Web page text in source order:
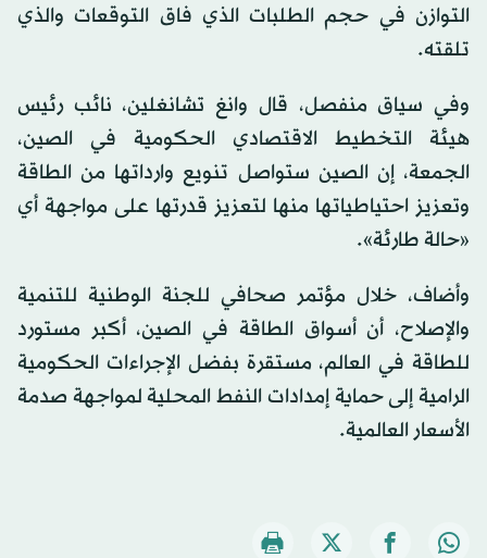
التوازن في حجم الطلبات الذي فاق التوقعات والذي
تلقته.
وفي سياق منفصل، قال وانغ تشانغلين، نائب رئيس
هيئة التخطيط الاقتصادي الحكومية في الصين،
الجمعة، إن الصين ستواصل تنويع وارداتها من الطاقة
وتعزيز احتياطياتها منها لتعزيز قدرتها على مواجهة أي
«حالة طارئة».
وأضاف، خلال مؤتمر صحافي للجنة الوطنية للتنمية
والإصلاح، أن أسواق الطاقة في الصين، أكبر مستورد
للطاقة في العالم، مستقرة بفضل الإجراءات الحكومية
الرامية إلى حماية إمدادات النفط المحلية لمواجهة صدمة
الأسعار العالمية.